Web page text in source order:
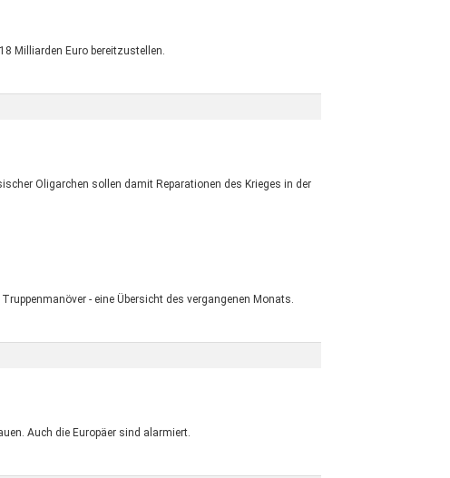
Milliarden Euro bereitzustellen.
Oligarchen sollen damit Reparationen des Krieges in der
- eine Übersicht des vergangenen Monats.
Auch die Europäer sind alarmiert.